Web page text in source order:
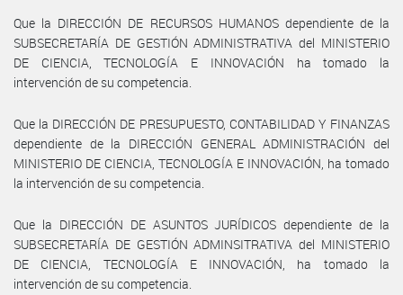
Que la DIRECCIÓN DE RECURSOS HUMANOS dependiente de la
SUBSECRETARÍA DE GESTIÓN ADMINISTRATIVA del MINISTERIO
DE CIENCIA, TECNOLOGÍA E INNOVACIÓN ha tomado la
intervención de su competencia.
Que la DIRECCIÓN DE PRESUPUESTO, CONTABILIDAD Y FINANZAS
dependiente de la DIRECCIÓN GENERAL ADMINISTRACIÓN del
MINISTERIO DE CIENCIA, TECNOLOGÍA E INNOVACIÓN, ha tomado
la intervención de su competencia.
Que la DIRECCIÓN DE ASUNTOS JURÍDICOS dependiente de la
SUBSECRETARÍA DE GESTIÓN ADMINSITRATIVA del MINISTERIO
DE CIENCIA, TECNOLOGÍA E INNOVACIÓN, ha tomado la
intervención de su competencia.